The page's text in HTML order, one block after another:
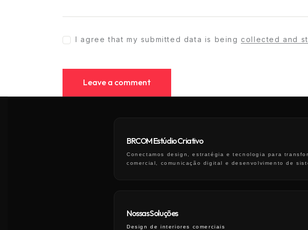
I agree that my submitted data is being collected and
BRCOM Estúdio Criativo
Conectamos design, estratégia e tecnologia para
comercial, comunicação digital e desenvolvimento de
Nossas Soluções
Design de interiores comerciais